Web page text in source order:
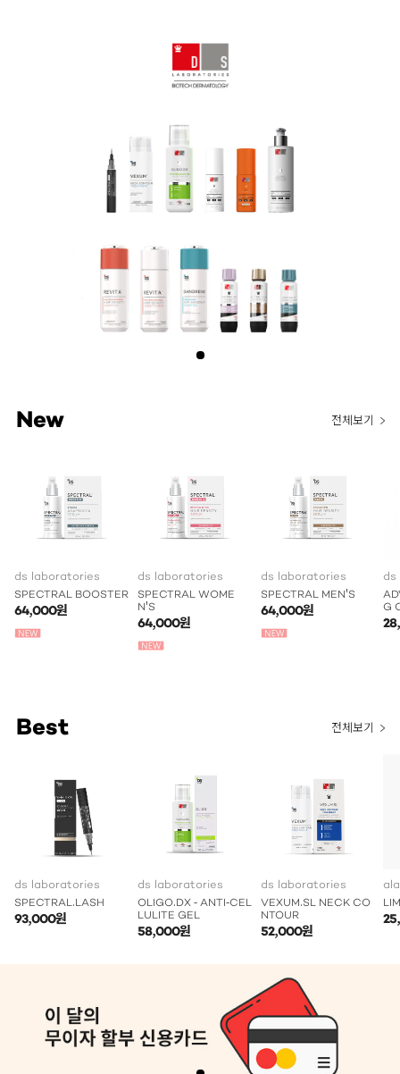
New 전체보기
ds laboratories
SPECTRAL BOOSTER
64,000원
ds laboratories
SPECTRAL WOME
N'S
64,000원
ds laboratories
SPECTRAL MEN'S
64,000원
ds
G
Best 전체보기
ds laboratories
SPECTRAL.LASH
93,000원
ds laboratories
OLIGO.DX - ANTI-CEL
LULITE GEL
58,000원
ds laboratories
VEXUM.SL NECK CO
NTOUR
52,000원